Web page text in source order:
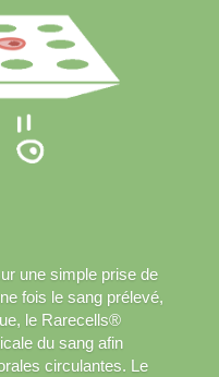
une simple prise de
fois le sang prélevé,
le Rarecells®
du sang afin
circulantes. Le